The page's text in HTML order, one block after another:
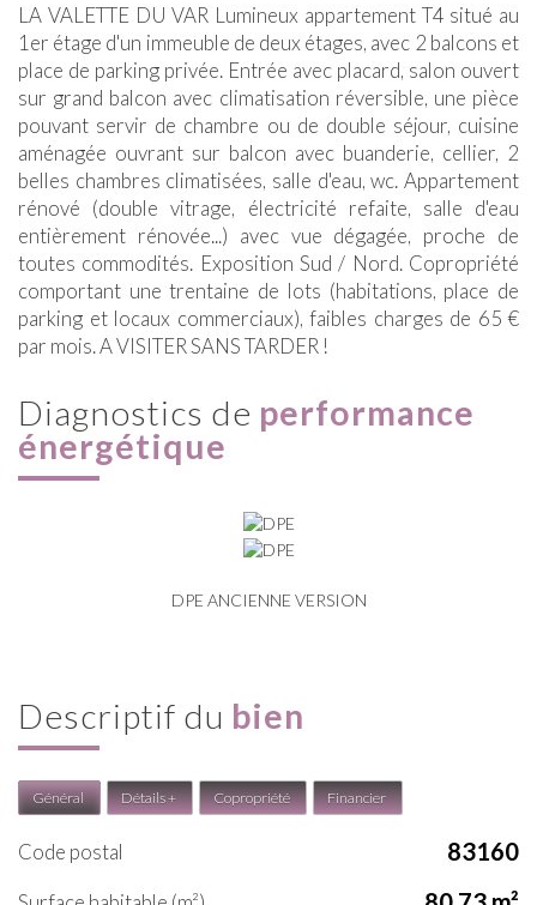
LA VALETTE DU VAR Lumineux appartement T4 situé au
1er étage d'un immeuble de deux étages, avec 2 balcons et
place de parking privée. Entrée avec placard, salon ouvert
sur grand balcon avec climatisation réversible, une pièce
pouvant servir de chambre ou de double séjour, cuisine
aménagée ouvrant sur balcon avec buanderie, cellier, 2
belles chambres climatisées, salle d'eau, wc. Appartement
rénové (double vitrage, électricité refaite, salle d'eau
entièrement rénovée...) avec vue dégagée, proche de
toutes commodités. Exposition Sud / Nord. Copropriété
comportant une trentaine de lots (habitations, place de
parking et locaux commerciaux), faibles charges de 65 €
par mois. A VISITER SANS TARDER !
diagnostics de performance
énergétique
DPE ANCIENNE VERSION
descriptif du bien
Général Détails + Copropriété Financier
Code postal 83160